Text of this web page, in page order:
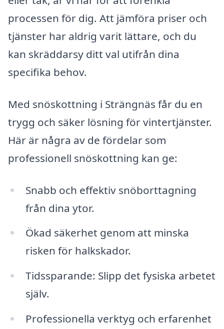
processen för dig. Att jämföra priser och
tjänster har aldrig varit lättare, och du
kan skräddarsy ditt val utifrån dina
specifika behov.
Med snöskottning i Strängnäs får du en
trygg och säker lösning för vintertjänster.
Här är några av de fördelar som
professionell snöskottning kan ge:
Snabb och effektiv snöborttagning
från dina ytor.
Ökad säkerhet genom att minska
risken för halkskador.
Tidssparande: Slipp det fysiska arbetet
själv.
Professionella verktyg och erfarenhet